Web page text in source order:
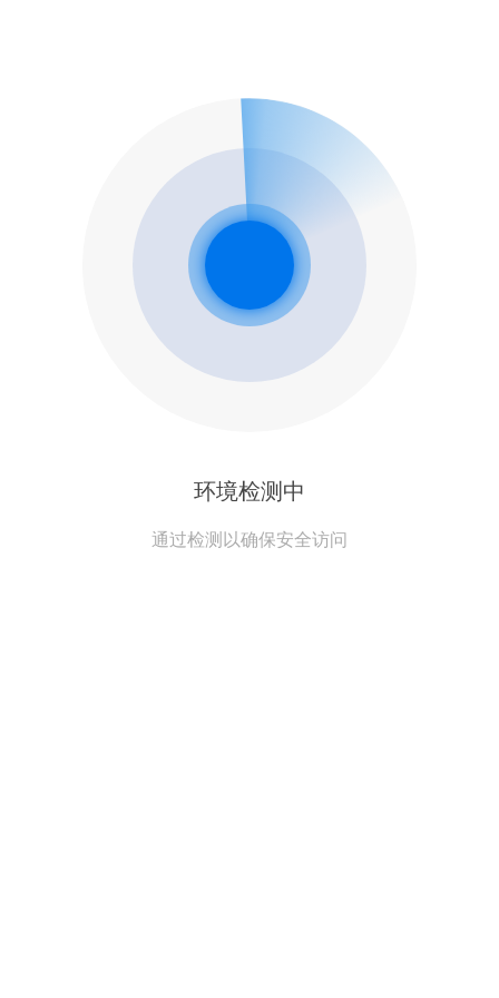
环境检测中
通过检测以确保安全访问